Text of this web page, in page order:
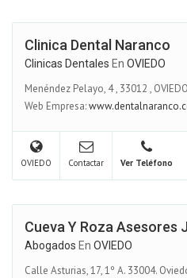
Clinica Dental Naranco
Clinicas Dentales En OVIEDO
Menéndez Pelayo, 4, 33012 , OVIEDO
Web Empresa:
OVIEDO Contactar Ver Teléfono
Cueva Y Roza Asesores
Abogados En OVIEDO
Calle Asturias, 17, 1º A. 33004.